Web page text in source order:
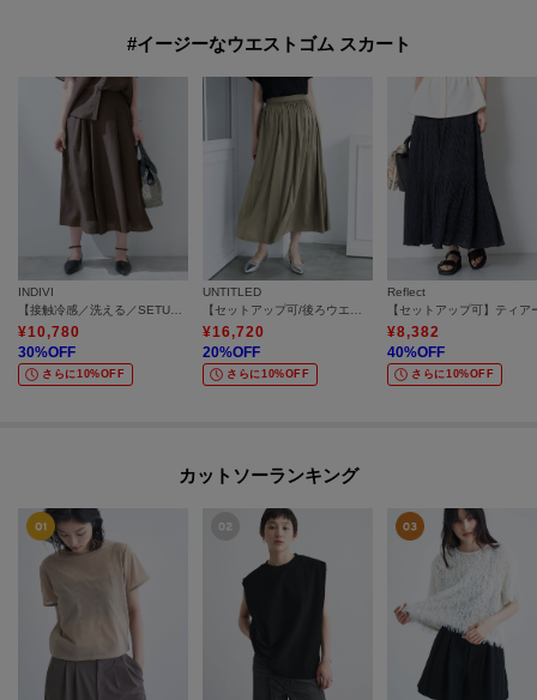
#イージーなウエストゴム スカート
INDIVI
【接触冷感／洗える／SETUP可能】シアーシャンブレータックフレアスカート
¥10,780
30%OFF
さらに10%OFF
UNTITLED
【セットアップ可/後ろウエストゴム/光沢感】ローンフレアスカート
¥16,720
20%OFF
さらに10%OFF
Reflect
¥8,382
40%OFF
さらに10%OFF
カットソーランキング